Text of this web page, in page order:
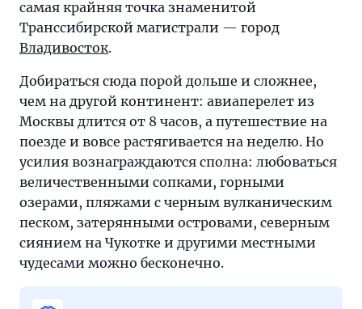
самая крайняя точка знаменитой
Транссибирской магистрали — город
Владивосток.
Добираться сюда порой дольше и сложнее,
чем на другой континент: авиаперелет из
Москвы длится от 8 часов, а путешествие на
поезде и вовсе растягивается на неделю. Но
усилия вознаграждаются сполна: любоваться
величественными сопками, горными
озерами, пляжами с черным вулканическим
песком, затерянными островами, северным
сиянием на Чукотке и другими местными
чудесами можно бесконечно.